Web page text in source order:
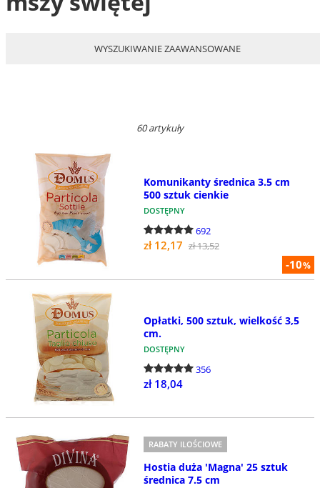
WYSZUKIWANIE ZAAWANSOWANE
60 artykuły
-10%
Komunikanty średnica 3.5 cm
500 sztuk cienkie
DOSTĘPNY
692
zł 12,17 zł 13,52
Opłatki, 500 sztuk, wielkość 3,5
cm.
DOSTĘPNY
356
zł 18,04
RABATY ILOŚCIOWE
Hostia duża 'Magna' 25 sztuk
średnica 7.5 cm